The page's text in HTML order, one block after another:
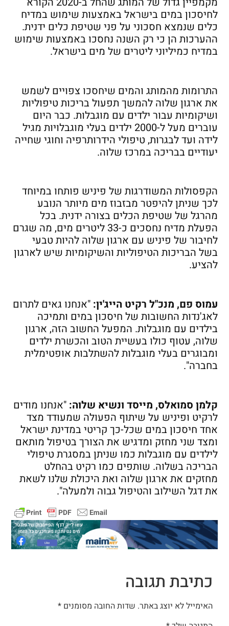
לחיסכון במים בישראל באמצעות שימוש במדיח
כלים שנמצא חסכוני על פני שטיפת כלים ידנית.
ההערכות הן כי רק השנה נחסכו באמצעות שימוש
במדיח כמיליוני ליטרים של מים בישראל.
התרומות מהמותג והמים שיחסכו צפויים לשמש
את ארגון שלוה להמשך תפעול בריכות טיפוליות
ושיקומיות עבור ילדים עם מוגבלות. כבר היום
עוברים מעל ל-2000 ילדים בעלי מוגבלויות מגיל
לידה ועד לבגרות, טיפולי הידרותרפיה וחוגי שחייה
יעודיים בבריכה במרכז שלוה.
הקפסולות המשודרגות של פיניש פותחו במיוחד
לכך שניתן להיפטר מבזבוז מים מיותר הנובע
מהרגל של שטיפת הכלים בצורה ידנית. בכל
הפעלת מדיח נחסכים כ-33 ליטרים מים, מה שגרם
לחיבור של פיניש עם ארגון שלוה להיות טבעי
בשל הבריכות הטיפוליות והשיקומיות שיש לארגון
להציע.
עמוס פם, מנכ"ל רקיט הייג'ין: "אנחנו גאים לתרום
לאג'נדות החשובות של חיסכון במים ותמיכה
בילדים עם מוגבלות. המפעל החשוב הזה, ארגון
שלוה, עטוף כולו בעשיית הטוב והכשרת ילדים
ומבוגרים בעלי מוגבלות להשתלבות אופטימלית
בחברה".
קלמן סמואלס, מייסד ונשיא שלוה: "אנחנו מודים
לרקיט ופיניש על שיתוף הפעולה שמעודד מצד
אחד חיסכון במים שכל-כך קריטי במדינת ישראל
ומצד שני מחזק ומדגיש את הצורך בטיפול מותאם
לילדים עם מוגבלות כמו שניתן במסגרת טיפולי
הבריכה בשלוה. שותפים כמו רקיט בהחלט
מחזקים את ארגון שלוה ואת היכולת שלנו לשאת
את דגל השילוב והטיפול גבוה ולמעלה".
כתיבת תגובה
האימייל לא יוצג באתר. שדות החובה מסומנים *